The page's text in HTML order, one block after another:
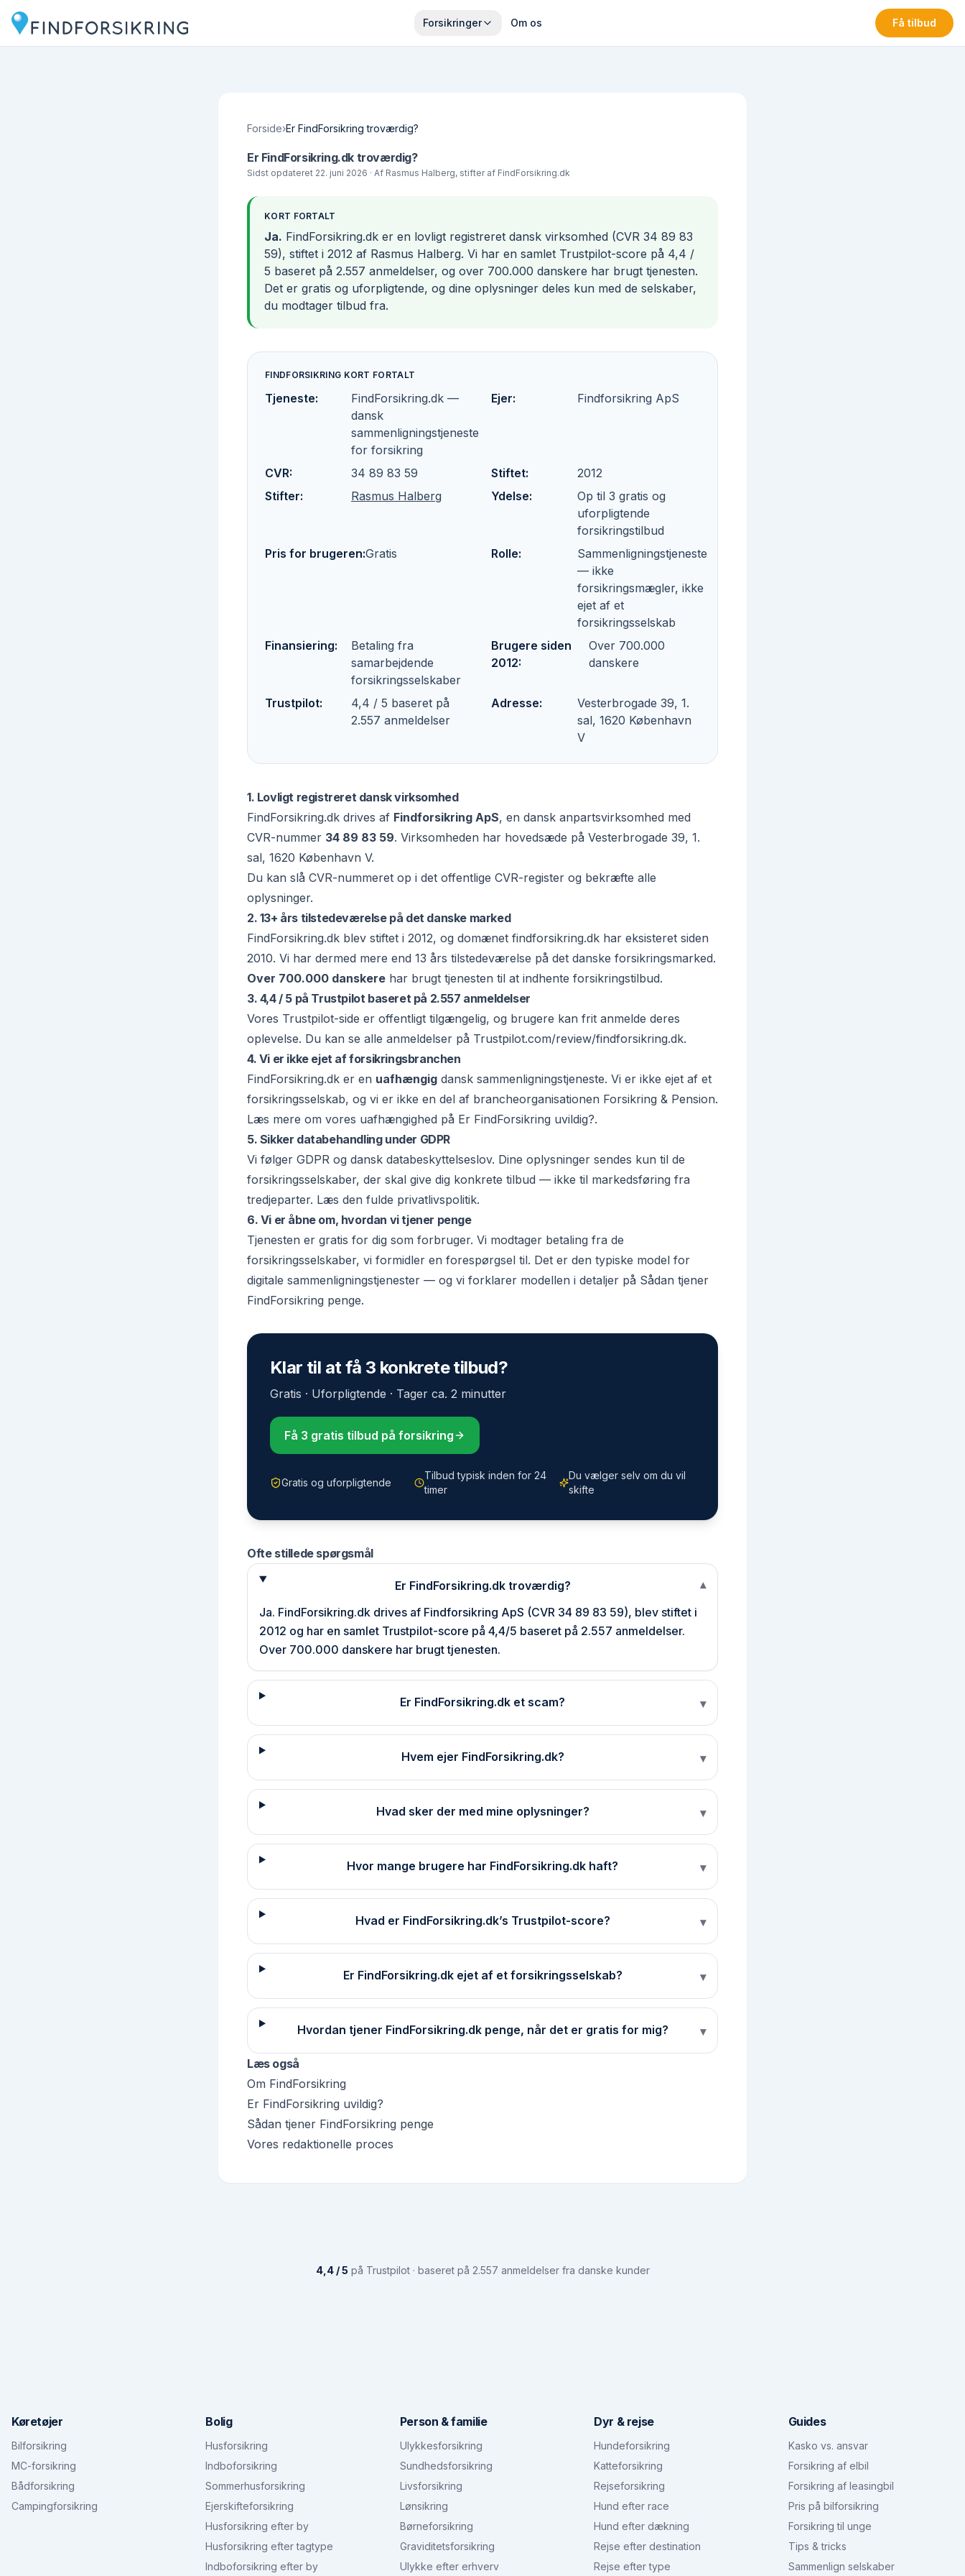
Forsikringer Om os Få tilbud
Forside›Er FindForsikring troværdig?
Er FindForsikring.dk troværdig?
Sidst opdateret 22. juni 2026 · Af Rasmus Halberg, stifter af FindForsikring.dk
KORT FORTALT
Ja. FindForsikring.dk er en lovligt registreret dansk virksomhed (CVR 34 89 83
59), stiftet i 2012 af Rasmus Halberg. Vi har en samlet Trustpilot-score på 4,4 /
5 baseret på 2.557 anmeldelser, og over 700.000 danskere har brugt tjenesten.
Det er gratis og uforpligtende, og dine oplysninger deles kun med de selskaber,
du modtager tilbud fra.
FINDFORSIKRING KORT FORTALT
Tjeneste:
FindForsikring.dk —
dansk
sammenligningstjeneste
for forsikring
Ejer: Findforsikring ApS
CVR: 34 89 83 59 Stiftet:
2012
Stifter: Rasmus Halberg Ydelse:
Op til 3 gratis og
uforpligtende
forsikringstilbud
Pris for brugeren:Gratis Rolle:
Sammenligningstjeneste
— ikke
forsikringsmægler, ikke
ejet af et
forsikringsselskab
Finansiering:
Betaling fra
samarbejdende
forsikringsselskaber
Brugere siden
2012:
Over 700.000
danskere
Trustpilot:
4,4 / 5 baseret på
2.557 anmeldelser
Adresse:
Vesterbrogade 39, 1.
sal, 1620 København
V
1. Lovligt registreret dansk virksomhed
FindForsikring.dk drives af Findforsikring ApS, en dansk anpartsvirksomhed med
CVR-nummer 34 89 83 59. Virksomheden har hovedsæde på Vesterbrogade 39, 1.
sal, 1620 København V.
Du kan slå CVR-nummeret op i det offentlige CVR-register og bekræfte alle
oplysninger.
2. 13+ års tilstedeværelse på det danske marked
FindForsikring.dk blev stiftet i 2012, og domænet findforsikring.dk har eksisteret siden
2010. Vi har dermed mere end 13 års tilstedeværelse på det danske forsikringsmarked.
Over 700.000 danskere har brugt tjenesten til at indhente forsikringstilbud.
3. 4,4 / 5 på Trustpilot baseret på 2.557 anmeldelser
Vores Trustpilot-side er offentligt tilgængelig, og brugere kan frit anmelde deres
oplevelse. Du kan se alle anmeldelser på Trustpilot.com/review/findforsikring.dk.
4. Vi er ikke ejet af forsikringsbranchen
FindForsikring.dk er en uafhængig dansk sammenligningstjeneste. Vi er ikke ejet af et
forsikringsselskab, og vi er ikke en del af brancheorganisationen Forsikring & Pension.
Læs mere om vores uafhængighed på Er FindForsikring uvildig?.
5. Sikker databehandling under GDPR
Vi følger GDPR og dansk databeskyttelseslov. Dine oplysninger sendes kun til de
forsikringsselskaber, der skal give dig konkrete tilbud — ikke til markedsføring fra
tredjeparter. Læs den fulde privatlivspolitik.
6. Vi er åbne om, hvordan vi tjener penge
Tjenesten er gratis for dig som forbruger. Vi modtager betaling fra de
forsikringsselskaber, vi formidler en forespørgsel til. Det er den typiske model for
digitale sammenligningstjenester — og vi forklarer modellen i detaljer på Sådan tjener
FindForsikring penge.
Klar til at få 3 konkrete tilbud?
Gratis · Uforpligtende · Tager ca. 2 minutter
Få 3 gratis tilbud på forsikring
Gratis og uforpligtende
Tilbud typisk inden for 24
timer
Du vælger selv om du vil
skifte
Ofte stillede spørgsmål
Er FindForsikring.dk troværdig?
▾
Ja. FindForsikring.dk drives af Findforsikring ApS (CVR 34 89 83 59), blev stiftet i
2012 og har en samlet Trustpilot-score på 4,4/5 baseret på 2.557 anmeldelser.
Over 700.000 danskere har brugt tjenesten.
Er FindForsikring.dk et scam? ▾
Hvem ejer FindForsikring.dk? ▾
Hvad sker der med mine oplysninger? ▾
Hvor mange brugere har FindForsikring.dk haft? ▾
Hvad er FindForsikring.dk’s Trustpilot-score? ▾
Er FindForsikring.dk ejet af et forsikringsselskab? ▾
Hvordan tjener FindForsikring.dk penge, når det er gratis for mig? ▾
Læs også
Om FindForsikring
Er FindForsikring uvildig?
Sådan tjener FindForsikring penge
Vores redaktionelle proces
4,4 / 5 på Trustpilot · baseret på 2.557 anmeldelser fra danske kunder
Køretøjer
Bilforsikring
MC-forsikring
Bådforsikring
Campingforsikring
Bolig
Husforsikring
Indboforsikring
Sommerhusforsikring
Ejerskifteforsikring
Husforsikring efter by
Husforsikring efter tagtype
Indboforsikring efter by
Person & familie
Ulykkesforsikring
Sundhedsforsikring
Livsforsikring
Lønsikring
Børneforsikring
Graviditetsforsikring
Ulykke efter erhverv
Dyr & rejse
Hundeforsikring
Katteforsikring
Rejseforsikring
Hund efter race
Hund efter dækning
Rejse efter destination
Rejse efter type
Guides
Kasko vs. ansvar
Forsikring af elbil
Forsikring af leasingbil
Pris på bilforsikring
Forsikring til unge
Tips & tricks
Sammenlign selskaber